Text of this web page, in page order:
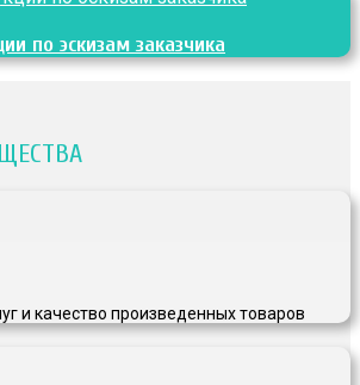
по эскизам заказчика
и качество произведенных товаров